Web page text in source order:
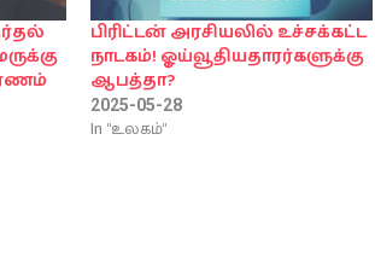
பிரிட்டன் அரசியலில் உச்சக்கட்ட
நாடகம்! ஓய்வூதியதாரர்களுக்கு
ஆபத்தா?
2025-05-28
In "உலகம்"